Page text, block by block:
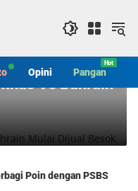
Opini Pangan
Vs Bahrain
Poin dengan PSBS